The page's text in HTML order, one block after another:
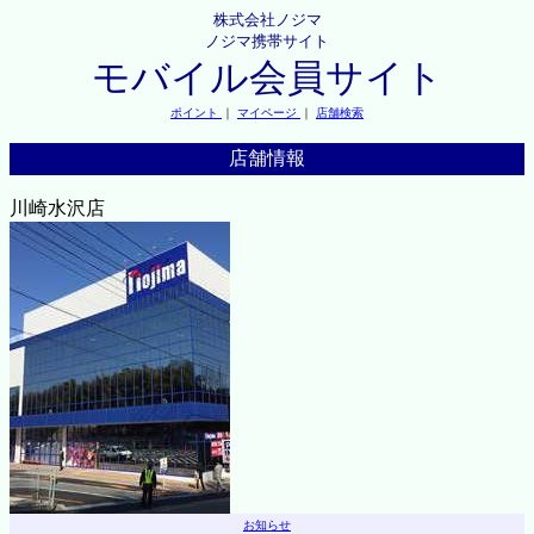
株式会社ノジマ
ノジマ携帯サイト
モバイル会員サイト
ポイント ｜ マイページ ｜ 店舗検索
店舗情報
川崎水沢店
お知らせ